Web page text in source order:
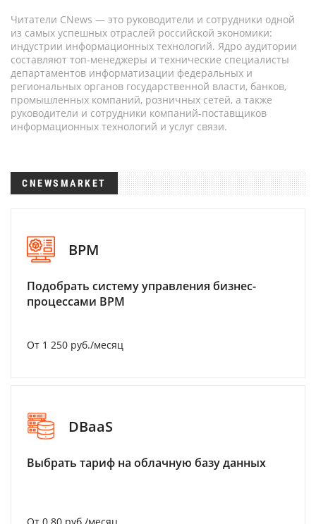
Читатели CNews — это руководители и сотрудники одной
из самых успешных отраслей российской экономики:
индустрии информационных технологий. Ядро аудитории
составляют топ-менеджеры и технические специалисты
департаментов информатизации федеральных и
региональных органов государственной власти, банков,
промышленных компаний, розничных сетей, а также
руководители и сотрудники компаний-поставщиков
информационных технологий и услуг связи.
CNEWSMARKET
BPM
Подобрать систему управления бизнес-
процессами BPM
От 1 250 руб./месяц
DBaaS
Выбрать тариф на облачную базу данных